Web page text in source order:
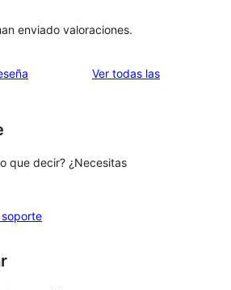
enviado valoraciones.
Ver todas lasvaloraciones
que decir? ¿Necesitas